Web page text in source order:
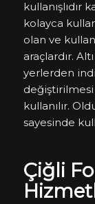
kullanışlıdır
kolayca
olan ve
araçlardır.
yerlerden
kullanılır.
sayesinde
Çiğli